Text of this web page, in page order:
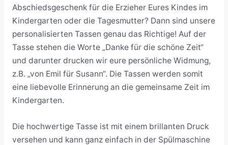
Abschiedsgeschenk für die Erzieher Eures Kindes im
Kindergarten oder die Tagesmutter? Dann sind unsere
personalisierten Tassen genau das Richtige! Auf der
Tasse stehen die Worte „Danke für die schöne Zeit“
und darunter drucken wir eure persönliche Widmung,
z.B. „von Emil für Susann“. Die Tassen werden somit
eine liebevolle Erinnerung an die gemeinsame Zeit im
Kindergarten.
Die hochwertige Tasse ist mit einem brillanten Druck
versehen und kann ganz einfach in der Spülmaschine